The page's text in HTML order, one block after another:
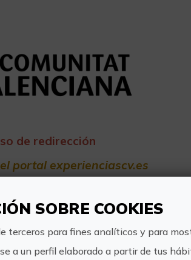
de redirección
portal experienciascv.es
no se hace responsable del
SOBRE COOKIES
terceros para fines analíticos y para
a un perfil elaborado a partir de tus